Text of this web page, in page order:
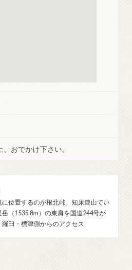
おでかけ下さい。
位置するのが根北峠。知床連山でい
（1535.8m）の東肩を国道244号が
臼・標津側からのアクセス